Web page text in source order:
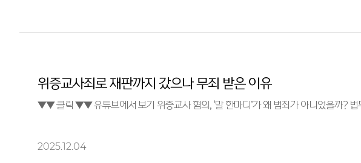
위증교사죄로 재판까지 갔으나 무죄 받은 이유
▼▼ 클릭 ▼▼
2025.12.04